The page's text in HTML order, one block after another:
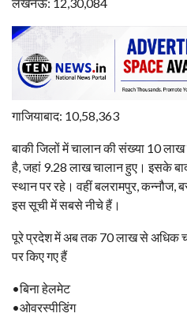
गाजियाबाद: 10,58,363
बाकी जिलों में चालान की संख्या 10
है, जहां 9.28 लाख चालान हुए। इसके
स्थान पर रहे। वहीं बलरामपुर,
इस सूची में सबसे नीचे हैं।
पूरे प्रदेश में अब तक 70 लाख से अधिक
पर किए गए हैं
•बिना हेलमेट
•ओवरस्पीडिंग